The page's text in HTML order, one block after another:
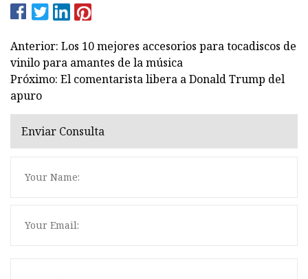
Anterior: Los 10 mejores accesorios para tocadiscos de
vinilo para amantes de la música
Próximo: El comentarista libera a Donald Trump del
apuro
Enviar Consulta